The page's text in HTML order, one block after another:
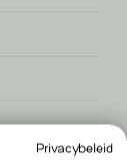
Privacybeleid